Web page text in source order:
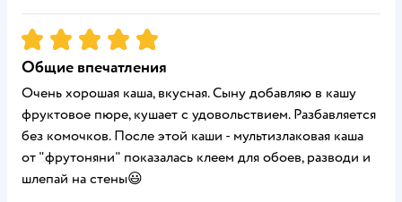
Рейтинг:5
Общие впечатления
Очень хорошая каша, вкусная. Сыну добавляю в кашу
фруктовое пюре, кушает с удовольствием. Разбавляется
без комочков. После этой каши - мультизлаковая каша
от "фрутоняни" показалась клеем для обоев, разводи и
шлепай на стены😃